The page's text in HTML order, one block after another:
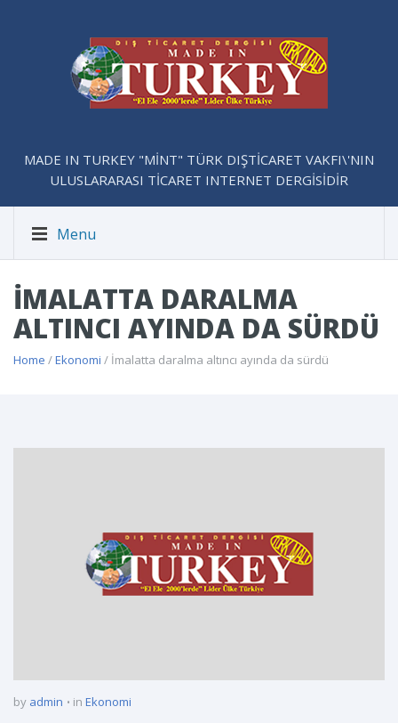
MADE IN TURKEY "MİNT" TÜRK DIŞTİCARET VAKFI\'NIN
ULUSLARARASI TİCARET INTERNET DERGİSİDİR
Menu
İMALATTA DARALMA
ALTINCI AYINDA DA SÜRDÜ
Home /Ekonomi / İmalatta daralma altıncı ayında da sürdü
by admin in Ekonomi